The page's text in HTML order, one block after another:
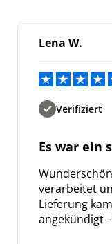
Lena W.
Verifiziert
Es war ein
verarbeitet
Lieferung
angekündigt